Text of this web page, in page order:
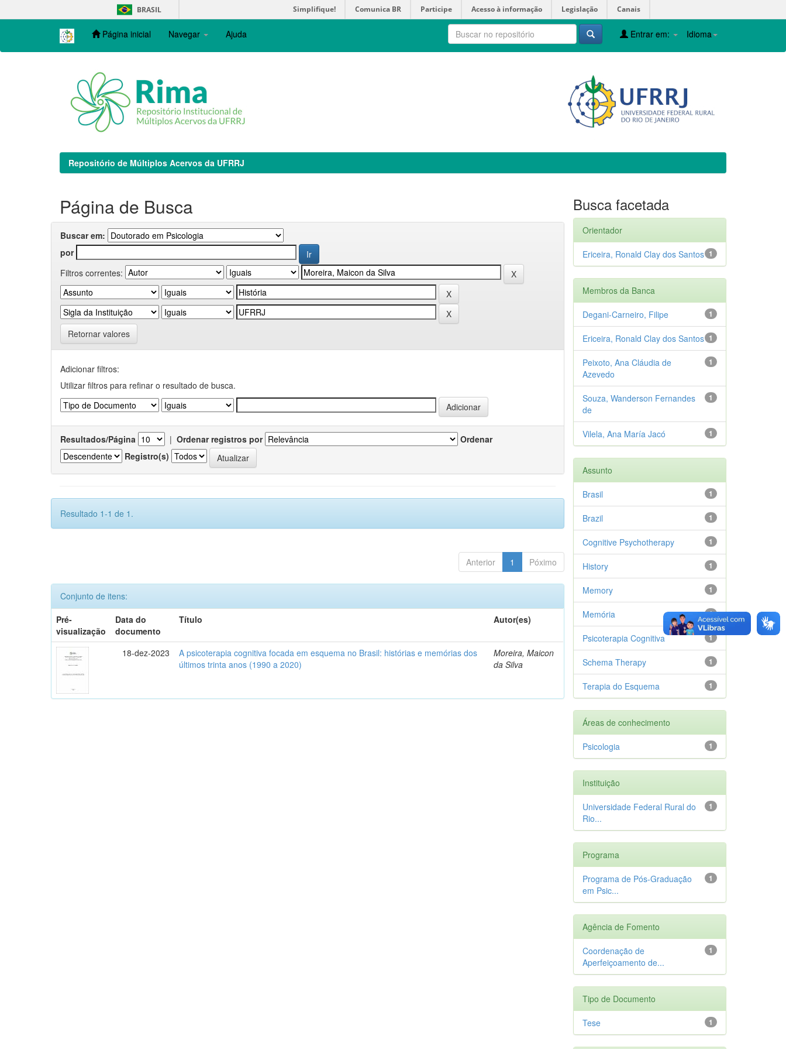
navigation
BRASIL Simplifique! Comunica BR Participe Acesso à informação Legislação Canais
Página inicial Navegar Ajuda Idioma
Entrar em:
Repositório de Múltiplos Acervos da UFRRJ
Página de Busca
Buscar em:
por
Filtros correntes:
Retornar valores
Adicionar filtros:
Utilizar filtros para refinar o resultado de busca.
Resultados/Página | Ordenar registros por
Ordenar
Registro(s)
Resultado 1-1 de 1.
Anterior 1 Póximo
Conjunto de itens:
Pré-
visualização
Data do
documento
Título Autor(es)
18-dez-2023
A psicoterapia cognitiva focada em esquema no Brasil: histórias e memórias dos
últimos trinta anos (1990 a 2020)
Moreira, Maicon
da Silva
Busca facetada
Orientador
1
Ericeira, Ronald Clay dos Santos
Membros da Banca
1
Degani-Carneiro, Filipe
1
Ericeira, Ronald Clay dos Santos
1
Peixoto, Ana Cláudia de
Azevedo
1
Souza, Wanderson Fernandes
de
1
Vilela, Ana María Jacó
Assunto
1
Brasil
1
Brazil
1
Cognitive Psychotherapy
1
History
1
Memory
1
Memória
1
Psicoterapia Cognitiva
1
Schema Therapy
1
Terapia do Esquema
Áreas de conhecimento
1
Psicologia
Instituição
1
Universidade Federal Rural do
Rio...
Programa
1
Programa de Pós-Graduação
em Psic...
Agência de Fomento
1
Coordenação de
Aperfeiçoamento de...
Tipo de Documento
1
Tese